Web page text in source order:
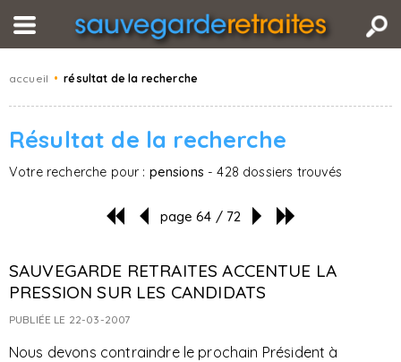
accueil • résultat de la recherche
Résultat de la recherche
Votre recherche pour : pensions - 428 dossiers trouvés
page 64 / 72
SAUVEGARDE RETRAITES ACCENTUE LA
PRESSION SUR LES CANDIDATS
PUBLIÉE LE 22-03-2007
Nous devons contraindre le prochain Président à